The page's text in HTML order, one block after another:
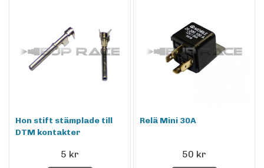
Hon stift stämplade till
DTM kontakter
5 kr
Relä Mini 30A
50 kr